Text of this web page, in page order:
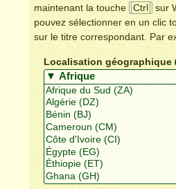
maintenant la touche
Ctrl sur
pouvez sélectionner en un clic
sur le titre correspondant. Par
Localisation géographique